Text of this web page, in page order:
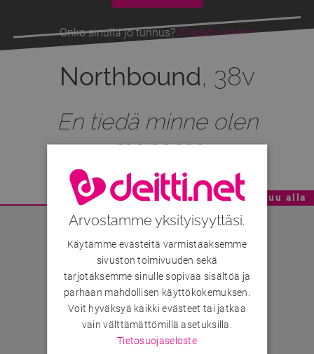
Onko sinulla jo tunnus? Kirjaudu sisään
Northbound, 38v
En tiedä minne olen
menossa
Mainoskatko - Sisältö jatkuu alla
Arvostamme yksityisyyttäsi.
Käytämme evästeitä varmistaaksemme
sivuston toimivuuden sekä
tarjotaksemme sinulle sopivaa sisältöä ja
parhaan mahdollisen käyttökokemuksen.
Voit hyväksyä kaikki evästeet tai jatkaa
vain välttämättömillä asetuksilla.
Tietosuojaseloste